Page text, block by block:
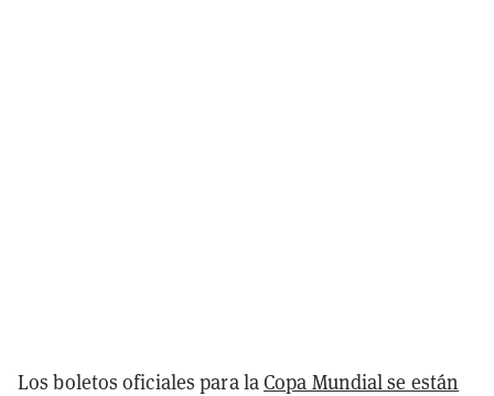
Los boletos oficiales para laCopa Mundial se están